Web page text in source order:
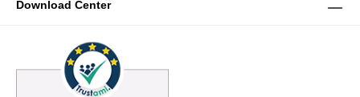
Download Center